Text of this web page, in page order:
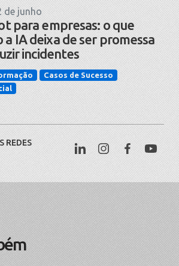
de junho
para empresas: o que
a IA deixa de ser promessa
incidentes
Casos de Sucesso
REDES